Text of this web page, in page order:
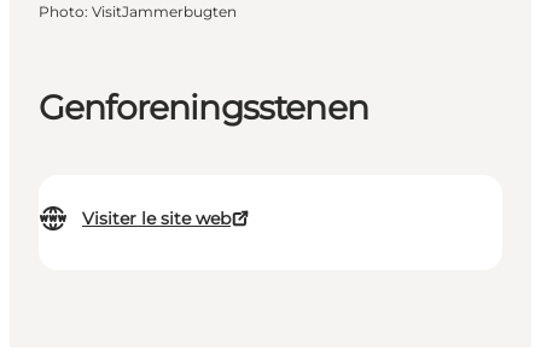
Genforeningsstenen
Visiter le site web
Photo: VisitJammerbugten